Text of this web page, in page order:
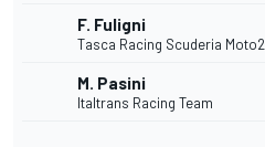
F. Fuligni
Tasca Racing Scuderia Moto2
M. Pasini
Italtrans Racing Team